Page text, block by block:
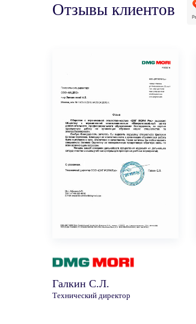
Отзывы клиентов
Галкин С.Л.
Технический директор